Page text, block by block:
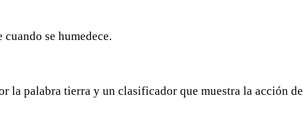
se humedece.
la palabra tierra y un clasificador que muestra la acción de